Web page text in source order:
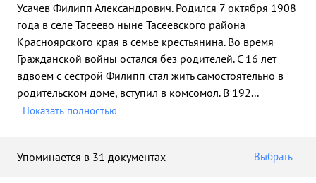
Усачев Филипп Александрович. Родился 7 октября 1908
года в селе Тасеево ныне Тасеевского района
Красноярского края в семье крестьянина. Во время
Гражданской войны остался без родителей. С 16 лет
вдвоем с сестрой Филипп стал жить самостоятельно в
родительском доме, вступил в комсомол. В 192...
Показать полностью
Упоминается в 31 документах Выбрать